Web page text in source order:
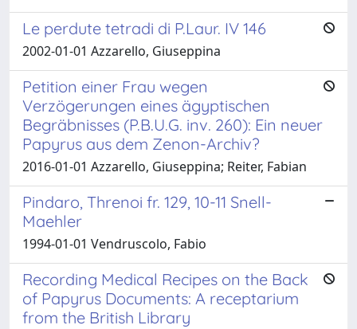
Le perdute tetradi di P.Laur. IV 146
2002-01-01 Azzarello, Giuseppina
Petition einer Frau wegen
Verzögerungen eines ägyptischen
Begräbnisses (P.B.U.G. inv. 260): Ein neuer
Papyrus aus dem Zenon-Archiv?
2016-01-01 Azzarello, Giuseppina; Reiter, Fabian
Pindaro, Threnoi fr. 129, 10-11 Snell-
Maehler
1994-01-01 Vendruscolo, Fabio
Recording Medical Recipes on the Back
of Papyrus Documents: A receptarium
from the British Library